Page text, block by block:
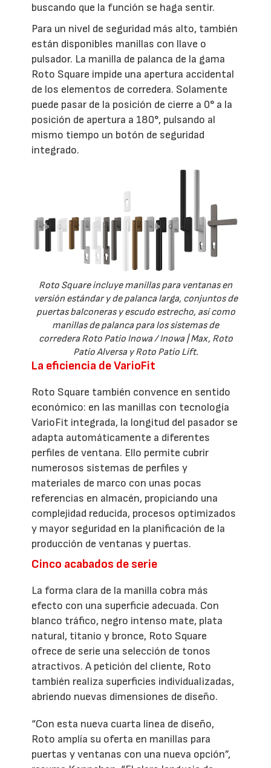
buscando que la función se haga sentir.
Para un nivel de seguridad más alto, también
están disponibles manillas con llave o
pulsador. La manilla de palanca de la gama
Roto Square impide una apertura accidental
de los elementos de corredera. Solamente
puede pasar de la posición de cierre a 0° a la
posición de apertura a 180°, pulsando al
mismo tiempo un botón de seguridad
integrado.
Roto Square incluye manillas para ventanas en
versión estándar y de palanca larga, conjuntos de
puertas balconeras y escudo estrecho, así como
manillas de palanca para los sistemas de
corredera Roto Patio Inowa / Inowa | Max, Roto
Patio Alversa y Roto Patio Lift.
La eficiencia de VarioFit
Roto Square también convence en sentido
económico: en las manillas con tecnología
VarioFit integrada, la longitud del pasador se
adapta automáticamente a diferentes
perfiles de ventana. Ello permite cubrir
numerosos sistemas de perfiles y
materiales de marco con unas pocas
referencias en almacén, propiciando una
complejidad reducida, procesos optimizados
y mayor seguridad en la planificación de la
producción de ventanas y puertas.
Cinco acabados de serie
La forma clara de la manilla cobra más
efecto con una superficie adecuada. Con
blanco tráfico, negro intenso mate, plata
natural, titanio y bronce, Roto Square
ofrece de serie una selección de tonos
atractivos. A petición del cliente, Roto
también realiza superficies individualizadas,
abriendo nuevas dimensiones de diseño.
“Con esta nueva cuarta línea de diseño,
Roto amplía su oferta en manillas para
puertas y ventanas con una nueva opción”,